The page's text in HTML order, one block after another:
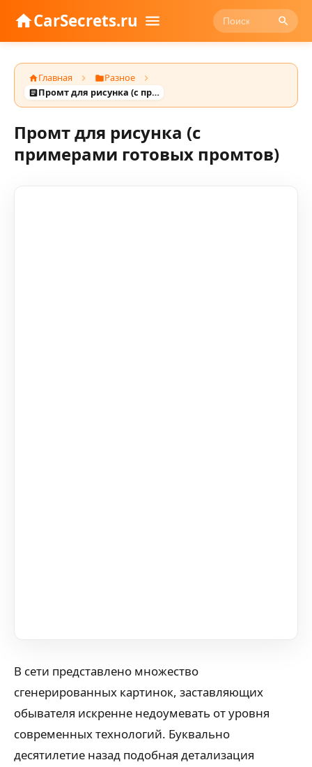
CarSecrets.ru
Главная
Разное
Промт для рисунка (с примерами готовых промтов)
Промт для рисунка (с
примерами готовых промтов)
В сети представлено множество
сгенерированных картинок, заставляющих
обывателя искренне недоумевать от уровня
современных технологий. Буквально
десятилетие назад подобная детализация